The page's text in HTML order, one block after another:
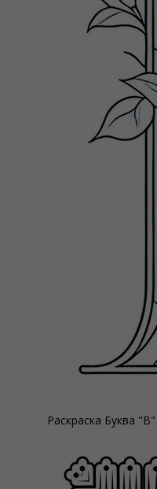
Раскраска Буква "В"